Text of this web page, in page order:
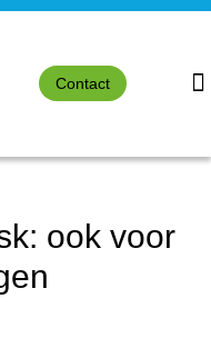
Contact
ook voor